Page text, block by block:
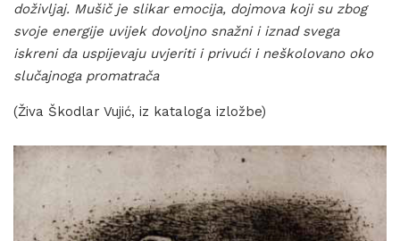
doživljaj. Mušič je slikar emocija, dojmova koji su zbog
svoje energije uvijek dovoljno snažni i iznad svega
iskreni da uspijevaju uvjeriti i privući i neškolovano oko
slučajnoga promatrača
(Živa Škodlar Vujić, iz kataloga izložbe)